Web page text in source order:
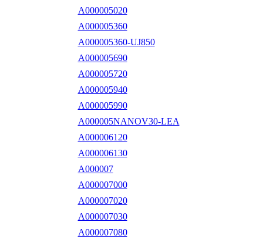
A000005020
A000005360
A000005360-UJ850
A000005690
A000005720
A000005940
A000005990
A000005NANOV30-LEA
A000006120
A000006130
A000007
A000007000
A000007020
A000007030
A000007080